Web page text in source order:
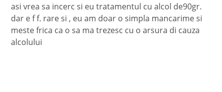
asi vrea sa incerc si eu tratamentul cu alcol de90gr.
dar e f f. rare si , eu am doar o simpla mancarime si
meste frica ca o sa ma trezesc cu o arsura di cauza
alcolului